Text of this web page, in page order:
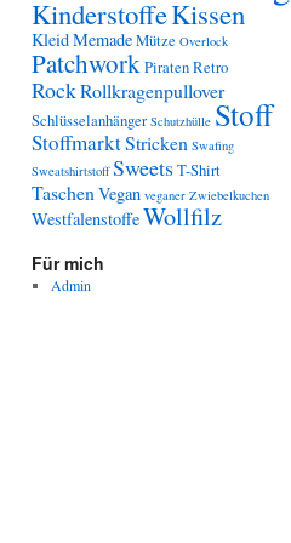
KinderstoffeKissen
KleidMemadeMütze Overlock
PatchworkPiratenRetro
RockRollkragenpullover
Schlüsselanhänger Schutzhülle Stoff
StoffmarktStricken Swafing
Sweatshirtstoff SweetsT-Shirt
Taschen Vegan veganer Zwiebelkuchen
WestfalenstoffeWollfilz
Für mich
Admin